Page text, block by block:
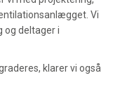
Vi
deltager i
klarer vi også